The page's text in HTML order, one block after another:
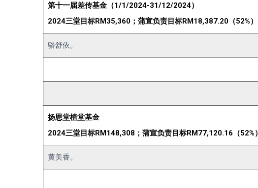
第十一届差传基金（1/1/2024-31/12/2024）
2024三堂目标RM35,360；蒲宣负责目标RM18,387.20（52%）
骆舒依。
扬恩堂植堂基金
2024三堂目标RM148,308；蒲宣负责目标RM77,120.16（52%）
黄美香。